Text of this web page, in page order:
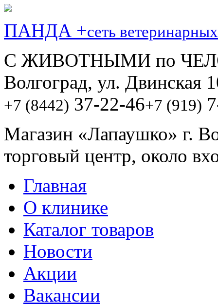
ПАНДА +сеть
С ЖИВОТНЫМИ по
Волгоград, ул. Двинская
+7 (8442) 37-22-46+7 (919)
Магазин «Лапаушко» г.
торговый центр, около
Главная
О клинике
Каталог товаров
Новости
Акции
Вакансии